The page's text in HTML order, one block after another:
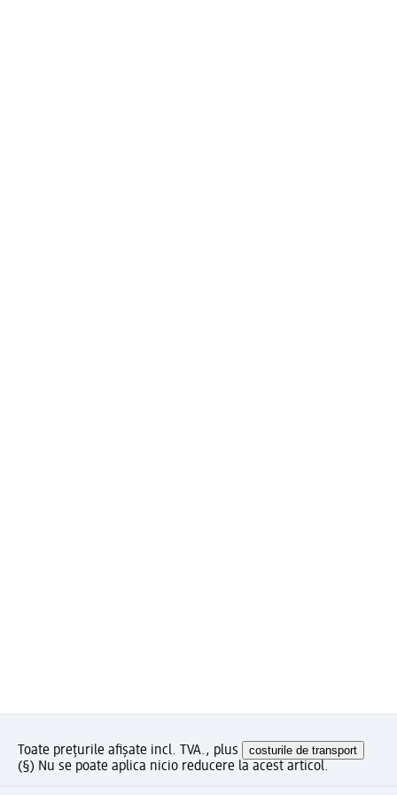
Toate prețurile afișate incl. TVA., plus costurile de transport
(§) Nu se poate aplica nicio reducere la acest articol.